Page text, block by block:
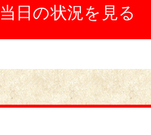
当日の状況を見る